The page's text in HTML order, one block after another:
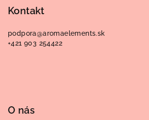
Kontakt
podpora@aromaelements.sk
+421 903 254422
O nás